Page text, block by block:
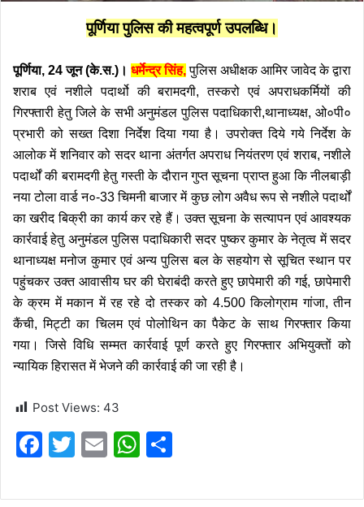
पूर्णिया पुलिस की महत्वपूर्ण उपलब्धि।
पूर्णिया, 24 जून (के.स.)। धर्मेन्द्र सिंह,पुलिस अधीक्षकआमिर जावेद के द्वारा
शराब एवं नशीले पदार्थो की बरामदगी, तस्करो एवं अपराधकर्मियों की
गिरफ्तारी हेतु जिले के सभी अनुमंडल पुलिस पदाधिकारी,थानाध्यक्ष, ओ०पी०
प्रभारी को सख्त दिशा निर्देश दिया गया है।उपरोक्त दिये गये निर्देश के
आलोक में शनिवार को सदर थाना अंतर्गत अपराध नियंतरण एवं शराब, नशीले
पदार्थों की बरामदगी हेतु गस्ती के दौरान गुप्त सूचना प्राप्त हुआ कि नीलबाड़ी
नया टोला वार्ड न०-33 चिमनी बाजार में कुछ लोग अवैध रूप से नशीले पदार्थों
का खरीद बिक्री का कार्य कर रहे हैं। उक्त सूचना के सत्यापन एवं आवश्यक
कार्रवाई हेतु अनुमंडल पुलिस पदाधिकारी सदर पुष्कर कुमार के नेतृत्व में सदर
थानाध्यक्ष मनोज कुमार एवं अन्य पुलिस बल के सहयोग से सूचित स्थान पर
पहुंचकर उक्त आवासीय घर की घेराबंदी करते हुए छापेमारी की गई, छापेमारी
के क्रम में मकान में रह रहे दो तस्कर को 4.500 किलोग्राम गांजा, तीन
कैंची, मिट्टी का चिलम एवं पोलोथिन का पैकेट के साथ गिरफ्तार किया
गया। जिसे विधि सम्मत कार्रवाई पूर्ण करते हुए गिरफ्तार अभियुक्तों को
न्यायिक हिरासत में भेजने की कार्रवाई की जा रही है।
Post Views: 43
F
c
T
itt
E
ai
W
at ar